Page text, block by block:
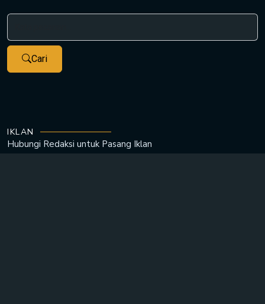
Cari
IKLAN
Hubungi Redaksi untuk Pasang Iklan